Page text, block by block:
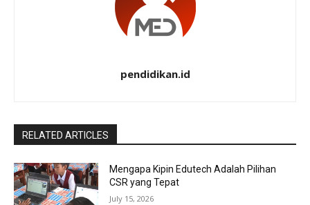
pendidikan.id
RELATED ARTICLES
Mengapa Kipin Edutech Adalah Pilihan
CSR yang Tepat
July 15, 2026